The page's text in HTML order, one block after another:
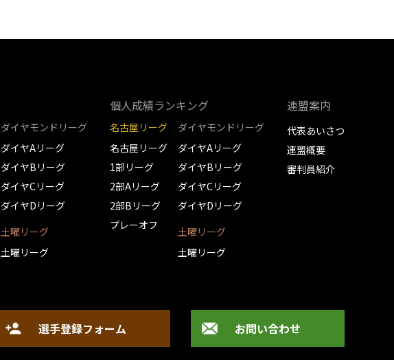
ダイヤモンドリーグ
ダイヤAリーグ
ダイヤBリーグ
ダイヤCリーグ
ダイヤDリーグ
土曜リーグ
土曜リーグ
個人成績ランキング
名古屋リーグ
名古屋リーグ
1部リーグ
2部Aリーグ
2部Bリーグ
プレーオフ
ダイヤモンドリーグ
ダイヤAリーグ
ダイヤBリーグ
ダイヤCリーグ
ダイヤDリーグ
土曜リーグ
土曜リーグ
連盟案内
代表あいさつ
連盟概要
審判員紹介
選手登録フォーム お問い合わせ